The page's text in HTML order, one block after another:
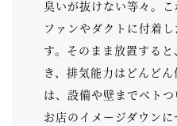
臭いが抜けない等々。
ファンやダクトに付着
す。そのまま放置する
き、排気能力はどんど
は、設備や壁までベトつ
お店のイメージダウンに